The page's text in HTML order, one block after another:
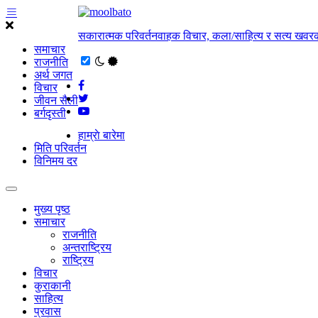
समाचार
राजनीति
अर्थ जगत
विचार
जीवन सैली
बर्गदृस्ती
सकारात्मक परिवर्तनवाहक विचार, कला/साहित्य र सत्य
हाम्राे बारेमा
मिति परिवर्तन
विनिमय दर
मुख्य पृष्ठ
समाचार
राजनीति
अन्तराष्ट्रिय
राष्ट्रिय
विचार
कुराकानी
साहित्य
प्रवास